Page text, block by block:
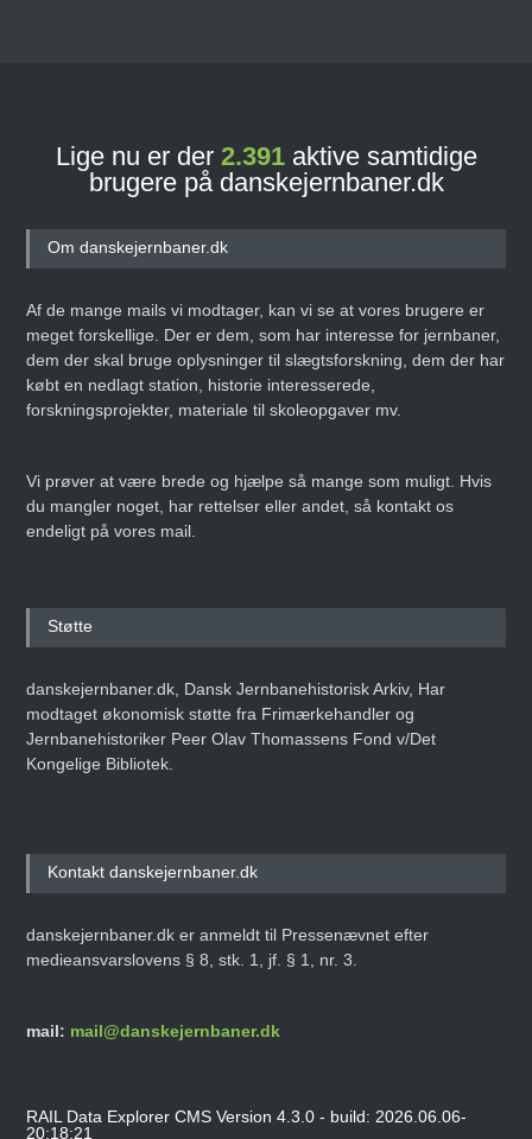
Lige nu er der 2.391aktive samtidige
brugere på danskejernbaner.dk
Om danskejernbaner.dk
Af de mange mails vi modtager, kan vi se at vores brugere er
meget forskellige. Der er dem, som har interesse for jernbaner,
dem der skal bruge oplysninger til slægtsforskning, dem der har
købt en nedlagt station, historie interesserede,
forskningsprojekter, materiale til skoleopgaver mv.
Vi prøver at være brede og hjælpe så mange som muligt. Hvis
du mangler noget, har rettelser eller andet, så kontakt os
endeligt på vores mail.
Støtte
danskejernbaner.dk, Dansk Jernbanehistorisk Arkiv, Har
modtaget økonomisk støtte fra Frimærkehandler og
Jernbanehistoriker Peer Olav Thomassens Fond v/Det
Kongelige Bibliotek.
Kontakt danskejernbaner.dk
danskejernbaner.dk er anmeldt til Pressenævnet efter
medieansvarslovens § 8, stk. 1, jf. § 1, nr. 3.
mail: mail@danskejernbaner.dk
RAIL Data Explorer CMS Version 4.3.0 - build: 2026.06.06-
20:18:21